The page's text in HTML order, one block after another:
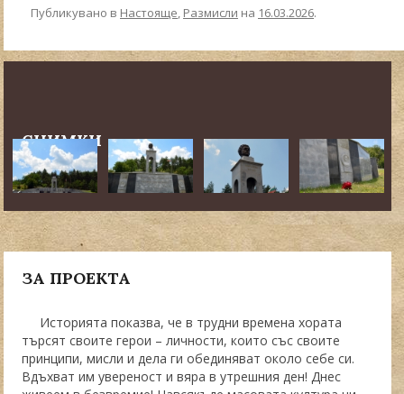
Публикувано в Настояще, Размисли на 16.03.2026.
СНИМКИ
ЗА ПРОЕКТА
Историята показва, че в трудни времена хората
търсят своите герои – личности, които със своите
принципи, мисли и дела ги обединяват около себе си.
Вдъхват им увереност и вяра в утрешния ден! Днес